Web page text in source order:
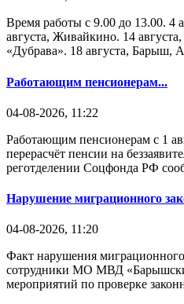
Время работы с 9.00 до 13.00. 4
августа, Живайкино. 14
«Дубрава». 18 августа, Барыш,
Работающим пенсионерам...
04-08-2026, 11:22
Работающим пенсионерам с 1
перерасчёт пенсии на
реготделении Соцфонда РФ
Нарушение миграционного
04-08-2026, 11:20
Факт нарушения миграционного
сотрудники МО МВД
мероприятий по проверке